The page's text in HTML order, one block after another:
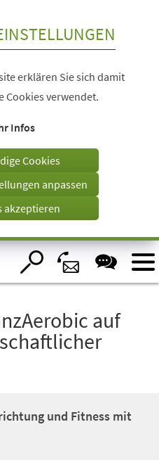
erklären Sie sich damit
Cookies verwendet.
Infos
Cookies
anpassen
akzeptieren
auf
und Fitness mit